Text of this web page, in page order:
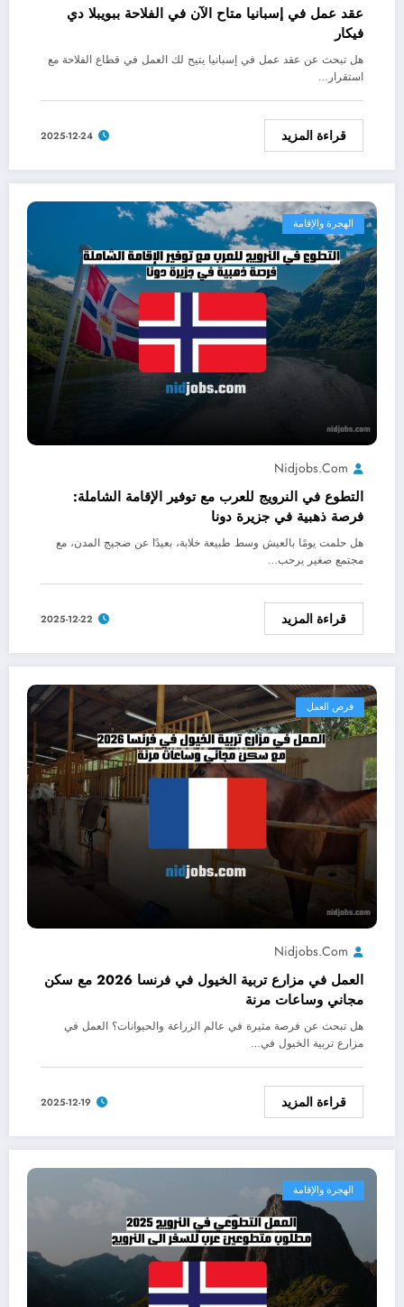
عقد عمل في إسبانيا متاح الآن في الفلاحة ببويبلا دي
فيكار
هل تبحث عن عقد عمل في إسبانيا يتيح لك العمل في قطاع الفلاحة مع
استقرار…
قراءة المزيد 2025-12-24
الهجرة والإقامة
Nidjobs.com
التطوع في النرويج للعرب مع توفير الإقامة الشاملة:
فرصة ذهبية في جزيرة دونا
هل حلمت يومًا بالعيش وسط طبيعة خلابة، بعيدًا عن ضجيج المدن، مع
مجتمع صغير يرحب…
قراءة المزيد 2025-12-22
فرص العمل
Nidjobs.com
العمل في مزارع تربية الخيول في فرنسا 2026 مع سكن
مجاني وساعات مرنة
هل تبحث عن فرصة مثيرة في عالم الزراعة والحيوانات؟ العمل في
مزارع تربية الخيول في…
قراءة المزيد 2025-12-19
الهجرة والإقامة